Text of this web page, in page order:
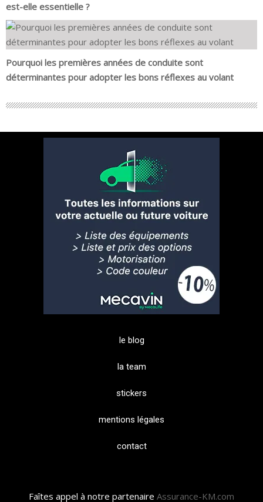
est-elle essentielle ?
Pourquoi les premières années de conduite sont
déterminantes pour adopter les bons réflexes au volant
le blog
la team
stickers
mentions légales
contact
Faîtes appel à notre partenaire Assurance-KM.com